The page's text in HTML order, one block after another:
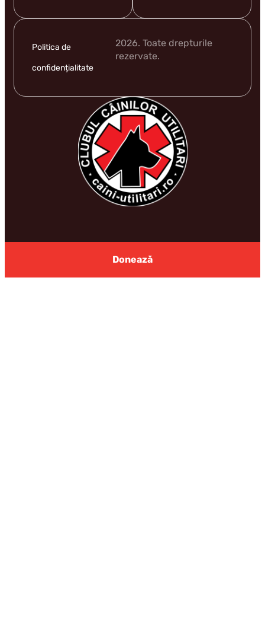
2026. Toate drepturile
rezervate.
Politica de
confidențialitate
Donează